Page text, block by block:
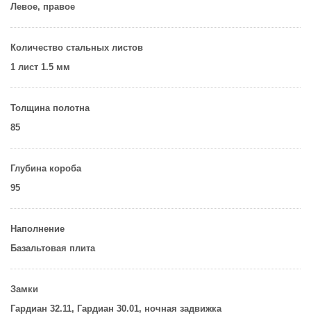
Левое, правое
Количество стальных листов
1 лист 1.5 мм
Толщина полотна
85
Глубина короба
95
Наполнение
Базальтовая плита
Замки
Гардиан 32.11, Гардиан 30.01, ночная задвижка